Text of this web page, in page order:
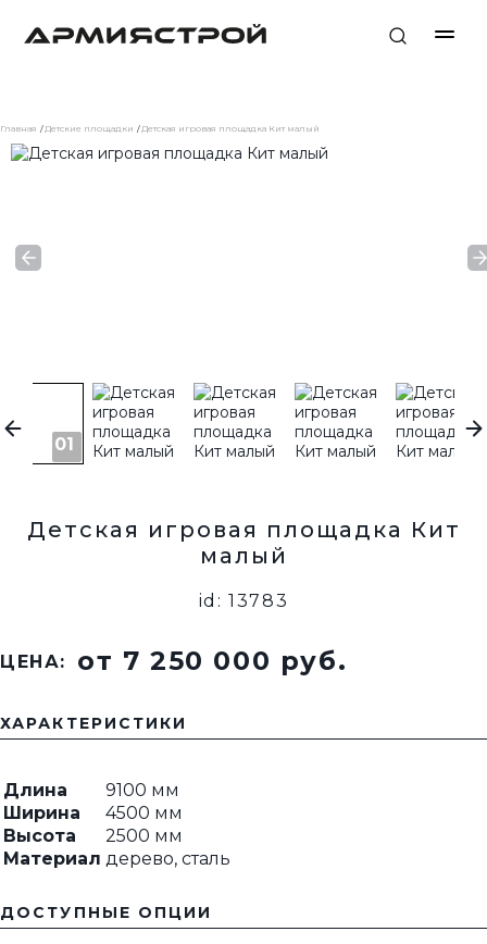
Главная Детские площадки Детская игровая площадка Кит малый
Детская игровая площадка Кит
малый
id: 13783
ЦЕНА: от 7 250 000 pуб.
ХАРАКТЕРИСТИКИ
Длина
9100 мм
Ширина
4500 мм
Высота
2500 мм
Материал дерево, сталь
ДОСТУПНЫЕ ОПЦИИ